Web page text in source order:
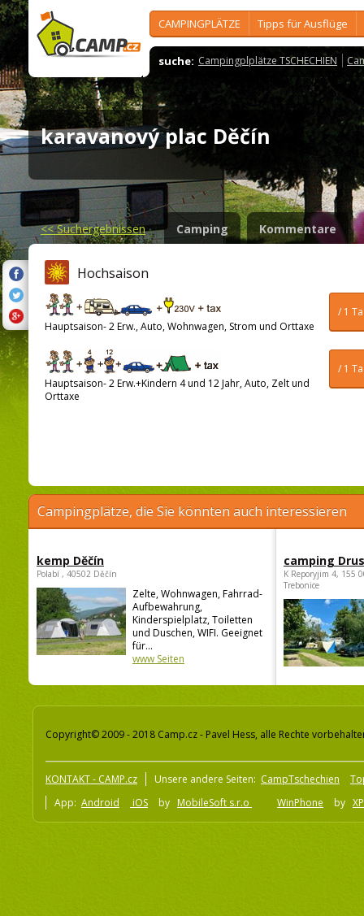
CAMPINGPLÄTZE Tipps für Ausflüge
suche: Campingplplätze TSCHECHIEN
karavanový plac Děčín
<<Suchergebnissen Camping Kommentare
Hochsaison
/ 1
Hauptsaison- 2 Erw., Auto, Wohnwagen, Strom und Orttaxe
/ 1
Hauptsaison- 2 Erw.+Kindern 4 und 12 Jahr, Auto, Zelt und
Orttaxe
Campingplätze, die Sie könnten auch interessieren
kemp Děčín
Polabí , 40502 Děčín
Zelte, Wohnwagen, Fahrrad-
Aufbewahrung,
Kinderspielplatz, Toiletten
und Duschen, WIFI. Geeignet
für...
www Seiten
camping
K Reporyjim 4, 155
Trebonice
Copyright© 2009 - 2018 Camp.cz - Pavel Hess, alle Rechte
KONTAKT - CAMP.cz Unsere andere Seiten: CampTschechien
App: Android iOS by MobileSoft s.r.o WinPhone by